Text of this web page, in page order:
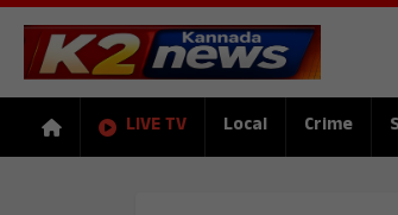
LIVE TV Local Crime